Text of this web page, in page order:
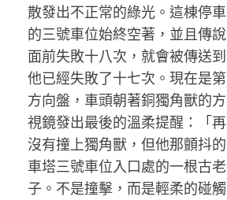
散發出不正常的綠光。這棟停
的三號車位始終空著，並且傳
面前失敗十八次，就會被傳送
他已經失敗了十七次。現在是
方向盤，車頭朝著銅獨角獸的
視鏡發出最後的溫柔提醒：「
沒有撞上獨角獸，但他那顫抖
車塔三號車位入口處的一根古
子。不是撞擊，而是輕柔的碰